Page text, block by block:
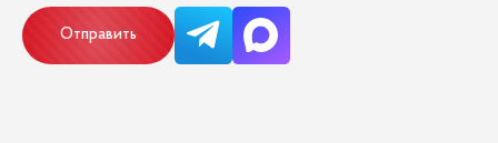
Отправить